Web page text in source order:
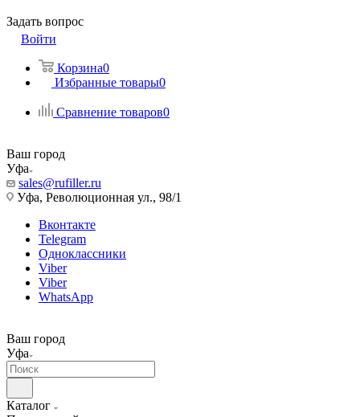
Задать вопрос
Войти
Корзина0
Избранные товары0
Сравнение товаров0
Ваш город
Уфа
sales@rufiller.ru
Уфа, Революционная ул., 98/1
Вконтакте
Telegram
Одноклассники
Viber
Viber
WhatsApp
Ваш город
Уфа
Каталог